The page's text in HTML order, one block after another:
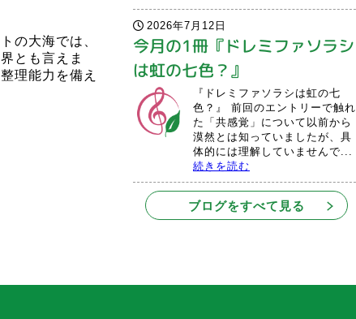
の大海では、
とも言えま
理能力を備え
2026年7月12日
今月の1冊『ドレミファソラシ
は虹の七色？』
『ドレミファソラシは虹の七
色？』 前回のエントリーで触れ
た「共感覚」について以前から
漠然とは知っていましたが、具
体的には理解していませんで...
続きを読む
ブログをすべて見る